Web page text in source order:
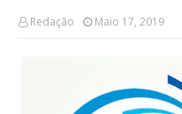
Redação Maio 17, 2019